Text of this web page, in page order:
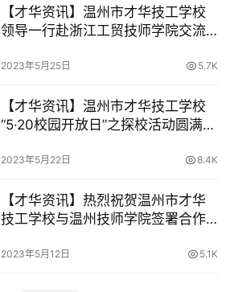
【才华资讯】温州市才华技工学校
领导一行赴浙江工贸技师学院交流
2023年5月25日 5.7K
【才华资讯】温州市才华技工学校
“5·20校园开放日”之探校活动圆满开
2023年5月22日 8.4K
【才华资讯】热烈祝贺温州市才华
技工学校与温州技师学院签署合作
2023年5月12日 5.1K